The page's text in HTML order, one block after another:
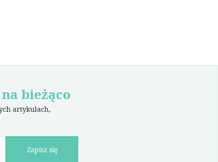
bieżąco
artykułach,
Zapisz się